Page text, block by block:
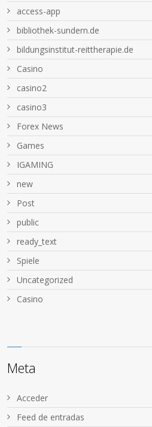
access-app
bibliothek-sundern.de
bildungsinstitut-reittherapie.de
Casino
casino2
casino3
Forex News
Games
IGAMING
new
Post
public
ready_text
Spiele
Uncategorized
Сasino
Meta
Acceder
Feed de entradas